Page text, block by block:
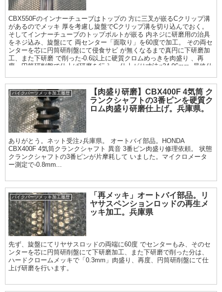
CBX550Fのインナーチューブはトップの 方に三叉が嵌るCクリップ溝
があるのでメッキ 厚を考慮し旋盤でCクリップ溝を切り込んでおく。
そしてインナーチューブのトップボルトが嵌る 内ネジに研磨用の治具
をネジ込み、旋盤にて 両センター「面取り」を60度で加工。 その両セ
ンターを芯に円筒研削盤にて侵食サビ が無くなるまで真円に下研磨加
工、また下研磨 で削った-0.6以上に硬質クロムめっきを肉盛り 、再
度、円筒研削盤で仕上げ研磨を行う。 仕上がり寸法φ34.96mm. 最終仕
バイクパーツメッキ加工履歴
【肉盛り研磨】CBX400F 4気筒 ク
ランクシャフトの3番ピンを硬質ク
ロム肉盛り研磨仕上げ。兵庫県。
ありがとう。ネット受注♪兵庫県。 オートバイ部品。HONDA
CBX400F 4気筒クランクシャフト 異音 3番ピン肉盛り修理依頼。 状態
クランクシャフトの3番ピンが片摩耗して いました。マイクロメータ
ー測定で-0.8mm...
バイクパーツメッキ加工履歴
「再メッキ」オートバイ部品。リ
ヤサスペンションロッドの再生メ
ッキ加工。兵庫県
先ず、旋盤にてリヤサスロッドの両端に60度 でセンターもみ、そのセ
ンターを芯に円筒研削盤にて下研磨加工、また下研磨で削った分は、
ハードクロームメッキで「0.3mm」肉盛り、再度、円筒研削盤にて仕
上げ研磨を行います。